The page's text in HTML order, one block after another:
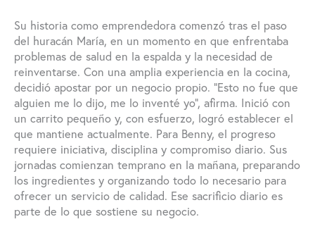
Su historia como emprendedora comenzó tras el paso
del huracán María, en un momento en que enfrentaba
problemas de salud en la espalda y la necesidad de
reinventarse. Con una amplia experiencia en la cocina,
decidió apostar por un negocio propio. “Esto no fue que
alguien me lo dijo, me lo inventé yo”, afirma. Inició con
un carrito pequeño y, con esfuerzo, logró establecer el
que mantiene actualmente. Para Benny, el progreso
requiere iniciativa, disciplina y compromiso diario. Sus
jornadas comienzan temprano en la mañana, preparando
los ingredientes y organizando todo lo necesario para
ofrecer un servicio de calidad. Ese sacrificio diario es
parte de lo que sostiene su negocio.